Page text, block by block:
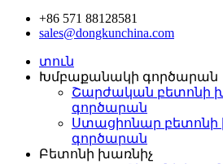
+86 571 88128581
sales@dongkunchina.com
տուն
Խմբաքանակի գործարան
Շարժական բետոնի
գործարան
Ստացիոնար
գործարան
Բետոնի խառնիչ